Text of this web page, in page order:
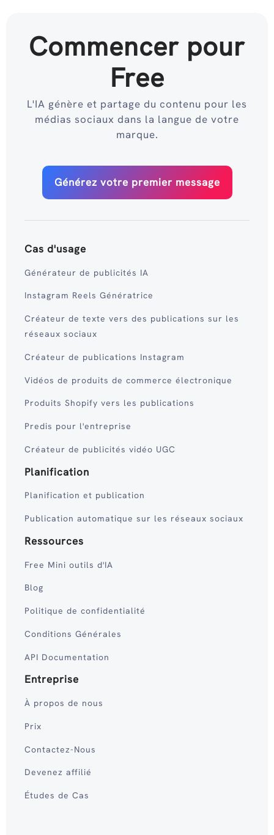
Commencer pour
Free
L'IA génère et partage du contenu pour les
médias sociaux dans la langue de votre
marque.
Générez votre premier message
Cas d'usage
Générateur de publicités IA
Instagram Reels Génératrice
Créateur de texte vers des publications sur les
réseaux sociaux
Créateur de publications Instagram
Vidéos de produits de commerce électronique
Produits Shopify vers les publications
Predis pour l'entreprise
Créateur de publicités vidéo UGC
Planification
Planification et publication
Publication automatique sur les réseaux sociaux
Ressources
Free Mini outils d'IA
Blog
Politique de confidentialité
Conditions Générales
API Documentation
Entreprise
À propos de nous
Prix
Contactez-Nous
Devenez affilié
Études de Cas